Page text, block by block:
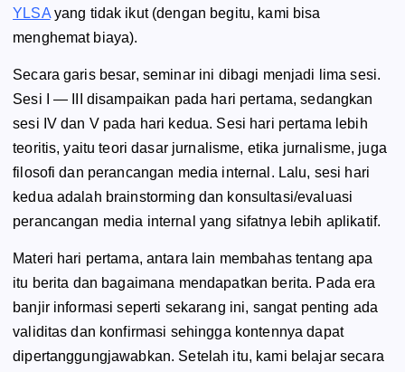
YLSAyang tidak ikut (dengan begitu, kami bisa
menghemat biaya).
Secara garis besar, seminar ini dibagi menjadi lima sesi.
Sesi I — III disampaikan pada hari pertama, sedangkan
sesi IV dan V pada hari kedua. Sesi hari pertama lebih
teoritis, yaitu teori dasar jurnalisme, etika jurnalisme, juga
filosofi dan perancangan media internal. Lalu, sesi hari
kedua adalah brainstorming dan konsultasi/evaluasi
perancangan media internal yang sifatnya lebih aplikatif.
Materi hari pertama, antara lain membahas tentang apa
itu berita dan bagaimana mendapatkan berita. Pada era
banjir informasi seperti sekarang ini, sangat penting ada
validitas dan konfirmasi sehingga kontennya dapat
dipertanggungjawabkan. Setelah itu, kami belajar secara